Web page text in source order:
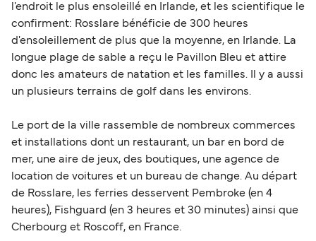
l'endroit le plus ensoleillé en Irlande, et les scientifique le
confirment: Rosslare bénéficie de 300 heures
d'ensoleillement de plus que la moyenne, en Irlande. La
longue plage de sable a reçu le Pavillon Bleu et attire
donc les amateurs de natation et les familles. Il y a aussi
un plusieurs terrains de golf dans les environs.
Le port de la ville rassemble de nombreux commerces
et installations dont un restaurant, un bar en bord de
mer, une aire de jeux, des boutiques, une agence de
location de voitures et un bureau de change. Au départ
de Rosslare, les ferries desservent Pembroke (en 4
heures), Fishguard (en 3 heures et 30 minutes) ainsi que
Cherbourg et Roscoff, en France.